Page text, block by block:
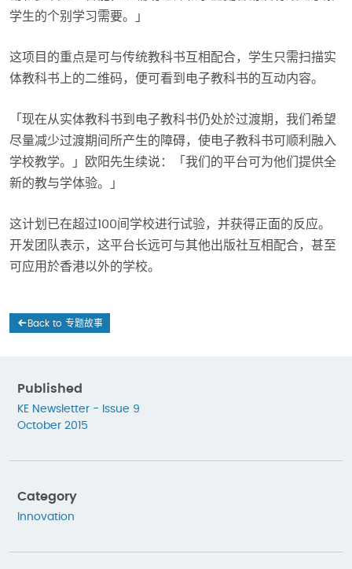
学生的个别学习需要。」
这项目的重点是可与传统教科书互相配合，学生只需扫描实
体教科书上的二维码，便可看到电子教科书的互动内容。
「现在从实体教科书到电子教科书仍处於过渡期，我们希望
尽量减少过渡期间所产生的障碍，使电子教科书可顺利融入
学校教学。」欧阳先生续说：「我们的平台可为他们提供全
新的教与学体验。」
这计划已在超过100间学校进行试验，并获得正面的反应。
开发团队表示，这平台长远可与其他出版社互相配合，甚至
可应用於香港以外的学校。
Back to 专题故事
Published
KE Newsletter - Issue 9
October 2015
Category
Innovation